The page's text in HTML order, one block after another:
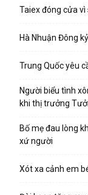
Taiex đóng cửa
Hà Nhuận Đông
Trung Quốc yêu
Người biểu tình
khi thị trưởng
Bố mẹ đau lòng
xứ người
Xót xa cảnh em